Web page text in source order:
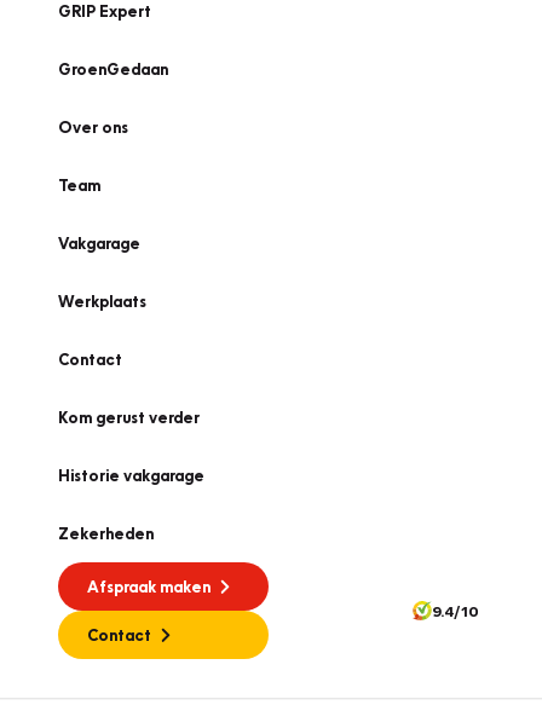
GRIP Expert
GroenGedaan
Over ons
Team
Vakgarage
Werkplaats
Contact
Kom gerust verder
Historie vakgarage
Zekerheden
Afspraak maken
Contact
9.4/10